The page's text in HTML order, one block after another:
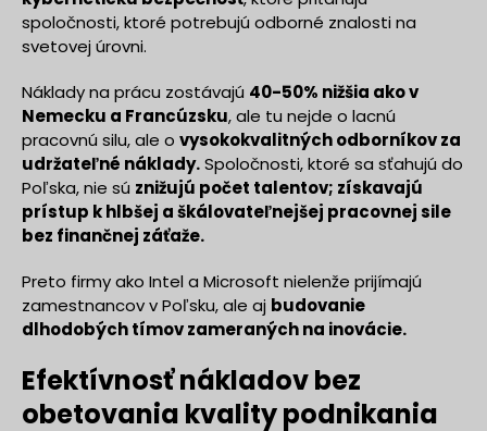
spoločnosti, ktoré potrebujú odborné znalosti na
svetovej úrovni.
Náklady na prácu zostávajú 40-50% nižšia ako v
Nemecku a Francúzsku, ale tu nejde o lacnú
pracovnú silu, ale o vysokokvalitných odborníkov za
udržateľné náklady.Spoločnosti, ktoré sa sťahujú do
Poľska, nie sú znižujú počet talentov; získavajú
prístup k hlbšej a škálovateľnejšej pracovnej sile
bez finančnej záťaže.
Preto firmy ako Intel a Microsoft nielenže prijímajú
zamestnancov v Poľsku, ale aj budovanie
dlhodobých tímov zameraných na inovácie.
Efektívnosť nákladov bez
obetovania kvality podnikania